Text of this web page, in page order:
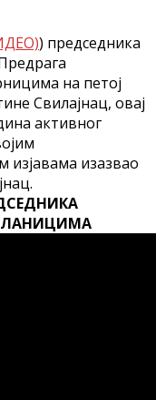
) председника
на петој
Свилајнац, овај
активног
изјавама изазвао